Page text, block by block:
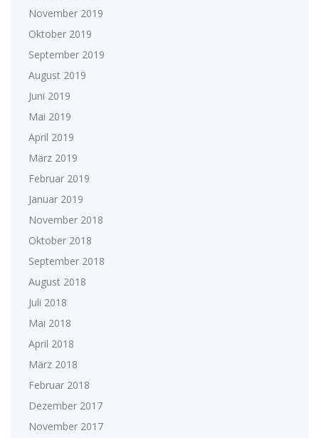
November 2019
Oktober 2019
September 2019
August 2019
Juni 2019
Mai 2019
April 2019
März 2019
Februar 2019
Januar 2019
November 2018
Oktober 2018
September 2018
August 2018
Juli 2018
Mai 2018
April 2018
März 2018
Februar 2018
Dezember 2017
November 2017